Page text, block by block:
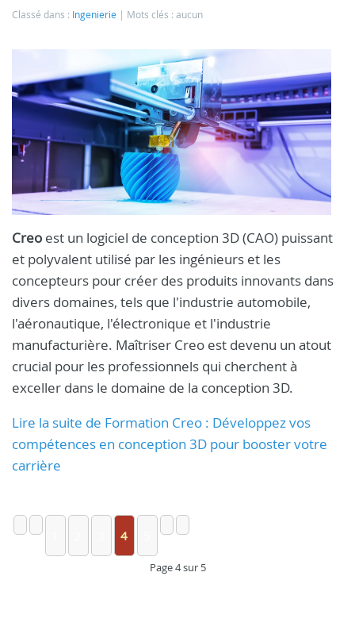
Classé dans : Ingenierie Mots clés : aucun
Creo est un logiciel de conception 3D (CAO) puissant
et polyvalent utilisé par les ingénieurs et les
concepteurs pour créer des produits innovants dans
divers domaines, tels que l'industrie automobile,
l'aéronautique, l'électronique et l'industrie
manufacturière. Maîtriser Creo est devenu un atout
crucial pour les professionnels qui cherchent à
exceller dans le domaine de la conception 3D.
Lire la suite de Formation Creo : Développez vos
compétences en conception 3D pour booster votre
carrière
4
Page 4 sur 5